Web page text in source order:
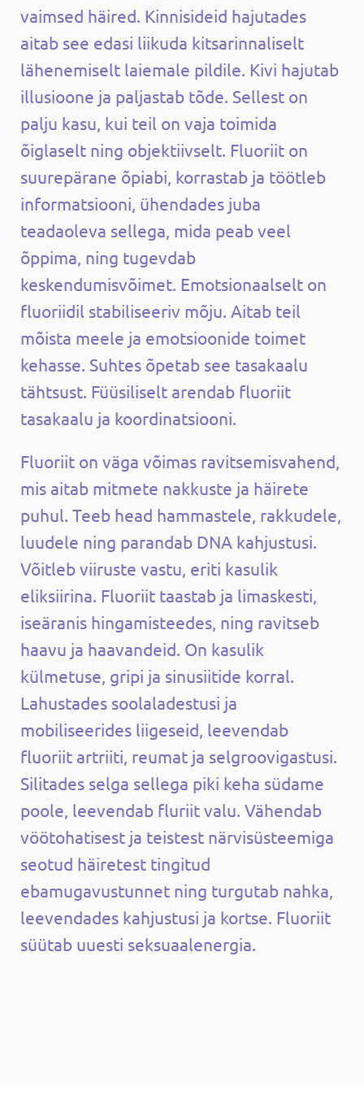
vaimsed häired. Kinnisideid hajutades
aitab see edasi liikuda kitsarinnaliselt
lähenemiselt laiemale pildile. Kivi hajutab
illusioone ja paljastab tõde. Sellest on
palju kasu, kui teil on vaja toimida
õiglaselt ning objektiivselt. Fluoriit on
suurepärane õpiabi, korrastab ja töötleb
informatsiooni, ühendades juba
teadaoleva sellega, mida peab veel
õppima, ning tugevdab
keskendumisvõimet. Emotsionaalselt on
fluoriidil stabiliseeriv mõju. Aitab teil
mõista meele ja emotsioonide toimet
kehasse. Suhtes õpetab see tasakaalu
tähtsust. Füüsiliselt arendab fluoriit
tasakaalu ja koordinatsiooni.
Fluoriit on väga võimas ravitsemisvahend,
mis aitab mitmete nakkuste ja häirete
puhul. Teeb head hammastele, rakkudele,
luudele ning parandab DNA kahjustusi.
Võitleb viiruste vastu, eriti kasulik
eliksiirina. Fluoriit taastab ja limaskesti,
iseäranis hingamisteedes, ning ravitseb
haavu ja haavandeid. On kasulik
külmetuse, gripi ja sinusiitide korral.
Lahustades soolaladestusi ja
mobiliseerides liigeseid, leevendab
fluoriit artriiti, reumat ja selgroovigastusi.
Silitades selga sellega piki keha südame
poole, leevendab fluriit valu. Vähendab
vöötohatisest ja teistest närvisüsteemiga
seotud häiretest tingitud
ebamugavustunnet ning turgutab nahka,
leevendades kahjustusi ja kortse. Fluoriit
süütab uuesti seksuaalenergia.